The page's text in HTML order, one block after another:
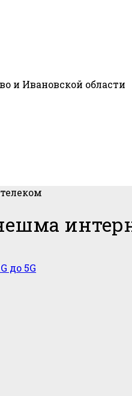
и Ивановской области
до 5G